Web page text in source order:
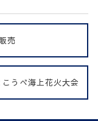
売
うべ海上花火大会